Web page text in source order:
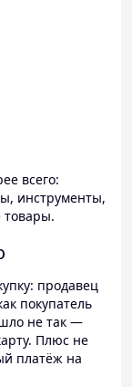
всего:
инструменты,
товары.
продавец
покупатель
не так —
Плюс не
платёж на